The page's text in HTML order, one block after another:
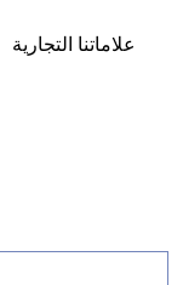
علاماتنا التجارية